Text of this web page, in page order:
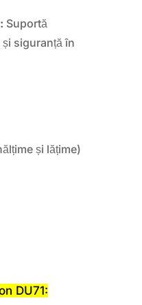
Suportă
siguranță în
și lățime)
DU71: